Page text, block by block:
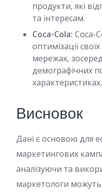
продукти, які
та інтересам.
Coca-Cola: Coca-
оптимізації
мережах,
демографічних
характеристиках.
Висновок
Дані є основою для
маркетингових
аналізуючи та
маркетологи